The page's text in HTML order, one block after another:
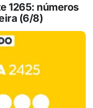
1265: números
(6/8)